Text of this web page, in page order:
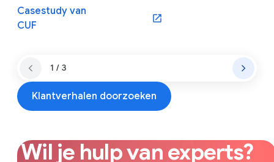
Casestudy van
CUF
1 / 3
Klantverhalen doorzoeken
Wil je hulp van experts?